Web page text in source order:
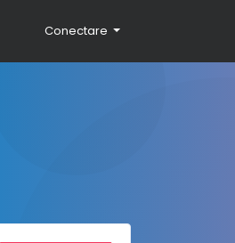
Conectare